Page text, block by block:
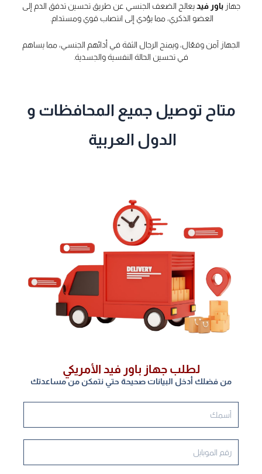
جهازباور فيديعالج الضعف الجنسي عن طريق تحسين تدفق الدم إلى
العضو الذكري، مما يؤدي إلى انتصاب قوي ومستدام.
الجهاز آمن وفعّال، ويمنح الرجال الثقة في أدائهم الجنسي، مما يساهم
في تحسين الحالة النفسية والجسدية.
متاح توصيل جميع المحافظات و
الدول العربية
لطلب جهاز باور فيد الأمريكي
من فضلك أدخل البيانات صحيحة حتي نتمكن من مساعدتك